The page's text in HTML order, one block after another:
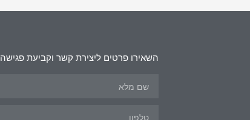
השאירו פרטים ליצירת קשר וקביעת פגישה